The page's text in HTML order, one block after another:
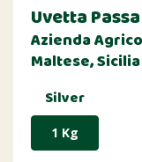
Uvetta
Azienda
Maltese, Sicilia
Silver
1 Kg